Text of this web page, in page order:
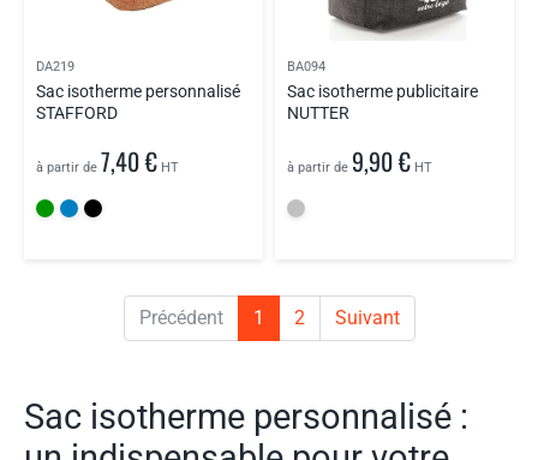
DA219
Sac isotherme personnalisé
STAFFORD
à partir de 7,40 € HT
BA094
Sac isotherme publicitaire
NUTTER
à partir de 9,90 € HT
Précédent 1 2 Suivant
Sac isotherme personnalisé :